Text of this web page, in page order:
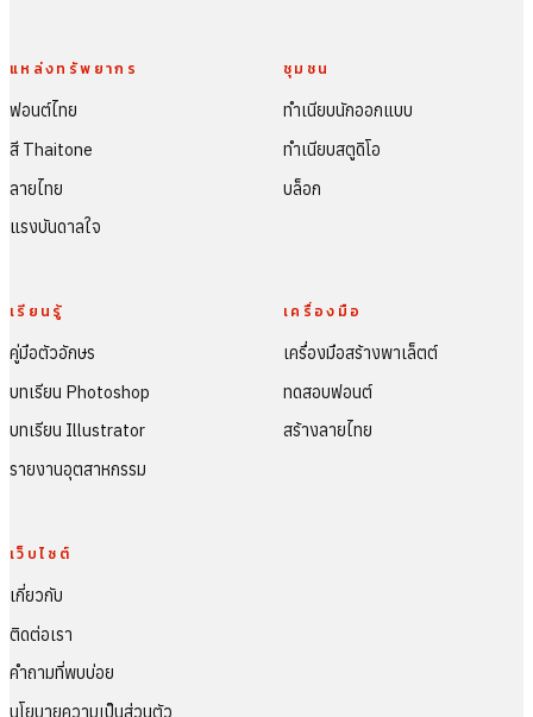
แหล่งทรัพยากร
ฟอนต์ไทย
สี Thaitone
ลายไทย
แรงบันดาลใจ
ชุมชน
ทำเนียบนักออกแบบ
ทำเนียบสตูดิโอ
บล็อก
เรียนรู้
คู่มือตัวอักษร
บทเรียน Photoshop
บทเรียน Illustrator
รายงานอุตสาหกรรม
เครื่องมือ
เครื่องมือสร้างพาเล็ตต์
ทดสอบฟอนต์
สร้างลายไทย
เว็บไซต์
เกี่ยวกับ
ติดต่อเรา
คำถามที่พบบ่อย
นโยบายความเป็นส่วนตัว